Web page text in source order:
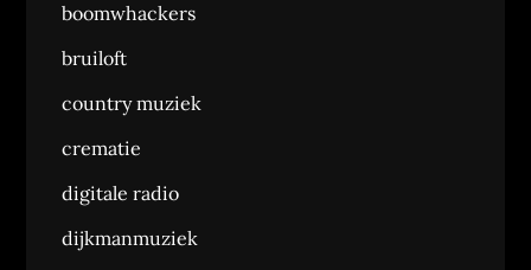
boomwhackers
bruiloft
country muziek
crematie
digitale radio
dijkmanmuziek